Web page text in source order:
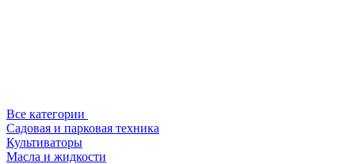
Все категории
Садовая и парковая техника
Культиваторы
Масла и жидкости